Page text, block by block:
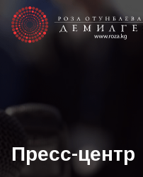
Пресс-центр